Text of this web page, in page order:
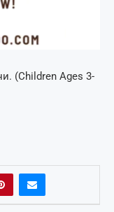
(Children Ages 3-